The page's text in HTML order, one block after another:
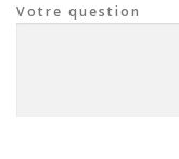
Votre question